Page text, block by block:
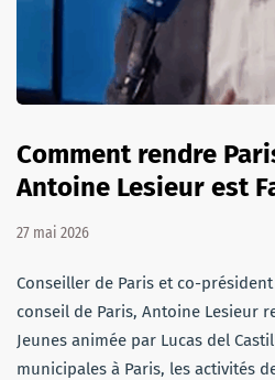
Comment rendre
Antoine Lesieur est
27 mai 2026
Conseiller de Paris et co-
conseil de Paris, Antoine Lesieur
Jeunes animée par Lucas del
municipales à Paris, les activités